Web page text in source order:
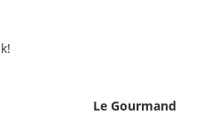
Le Gourmand